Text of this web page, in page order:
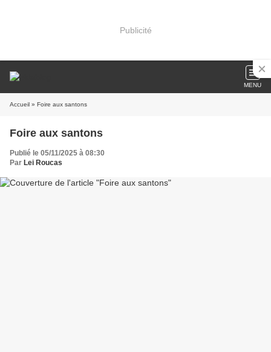
Publicité
MENU
Accueil » Foire aux santons
Foire aux santons
Publié le 05/11/2025 à 08:30
Par Lei Roucas